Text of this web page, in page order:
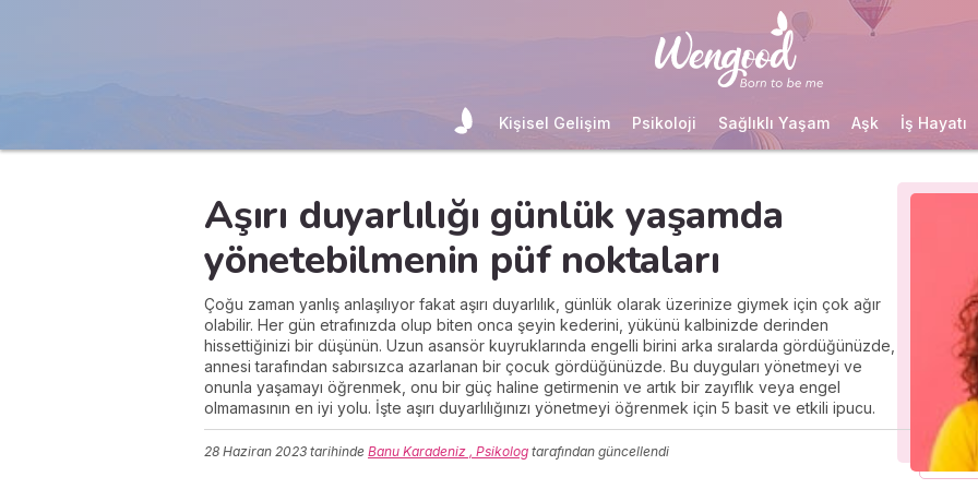
Kişisel Gelişim Psikoloji Sağlıklı Yaşam Aşk İş Hayatı
Aşırı duyarlılığı günlük yaşamda
yönetebilmenin püf noktaları
Çoğu zaman yanlış anlaşılıyor fakat aşırı duyarlılık, günlük olarak üzerinize giymek için çok ağır
olabilir. Her gün etrafınızda olup biten onca şeyin kederini, yükünü kalbinizde derinden
hissettiğinizi bir düşünün. Uzun asansör kuyruklarında engelli birini arka sıralarda gördüğünüzde,
annesi tarafından sabırsızca azarlanan bir çocuk gördüğünüzde. Bu duyguları yönetmeyi ve
onunla yaşamayı öğrenmek, onu bir güç haline getirmenin ve artık bir zayıflık veya engel
olmamasının en iyi yolu. İşte aşırı duyarlılığınızı yönetmeyi öğrenmek için 5 basit ve etkili ipucu.
28 Haziran 2023 tarihinde Banu Karadeniz , Psikolog tarafından güncellendi